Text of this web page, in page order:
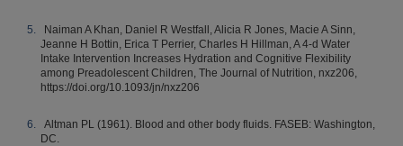
Naiman A Khan, Daniel R Westfall, Alicia R Jones, Macie A Sinn,
Jeanne H Bottin, Erica T Perrier, Charles H Hillman, A 4-d Water
Intake Intervention Increases Hydration and Cognitive Flexibility
among Preadolescent Children, The Journal of Nutrition, nxz206,
https://doi.org/10.1093/jn/nxz206
Altman PL (1961). Blood and other body fluids. FASEB: Washington,
DC.